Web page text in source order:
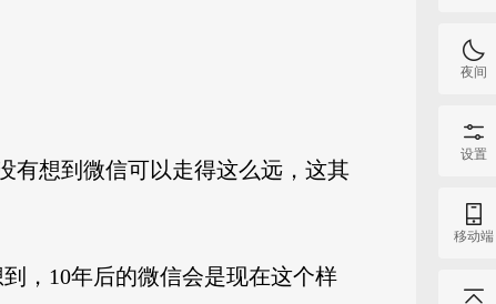
有想到微信可以走得这么远，这其
，10年后的微信会是现在这个样
夜间
设置
移动端